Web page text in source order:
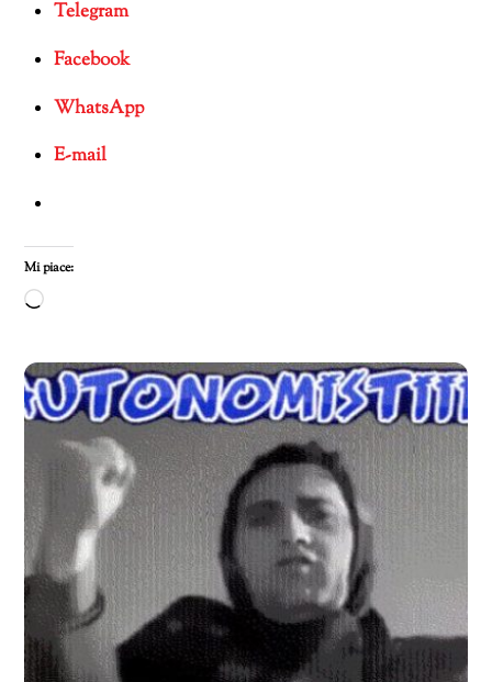
Telegram
Facebook
WhatsApp
E-mail
Mi piace:
Caricamento
corso…